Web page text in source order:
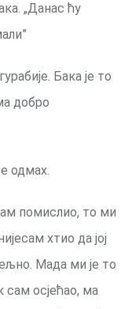
„Данас ћу
Бака је то
добро
одмах.
помислио, то ми
хтио да јој
Мада ми је то
сам осјећао, ма